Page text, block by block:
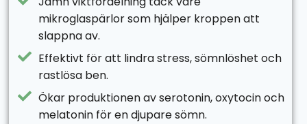
mikroglaspärlor som hjälper kroppen att
slappna av.
Effektivt för att lindra stress, sömnlöshet och
rastlösa ben.
Ökar produktionen av serotonin, oxytocin och
melatonin för en djupare sömn.